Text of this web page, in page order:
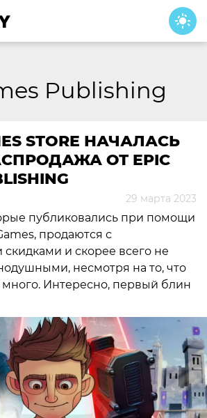
Publishing
STORE НАЧАЛАСЬ
ОТ EPIC
29 марта 2023
публиковались при помощи
продаются с
и скорее всего не
несмотря на то, что
много. Интересно, первый блин